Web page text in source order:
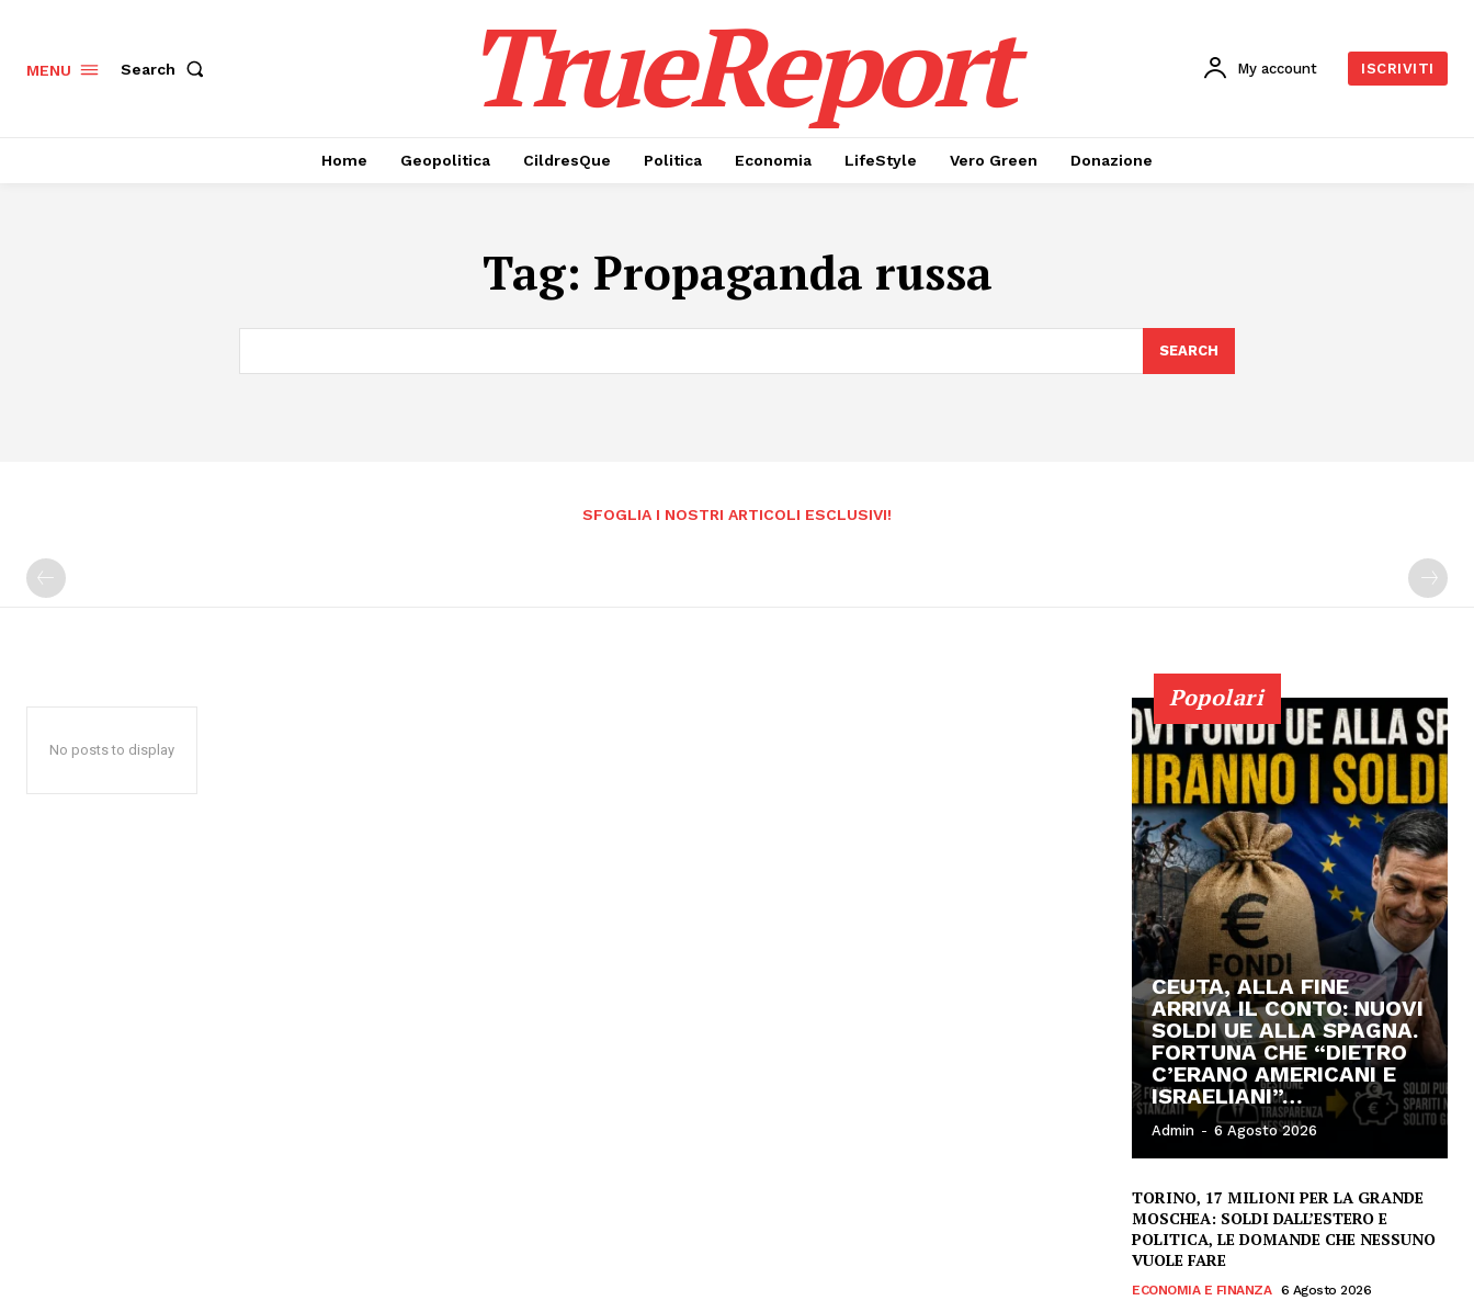
MENU Search TrueReport My account ISCRIVITI
Home Geopolitica CildresQue Politica Economia LifeStyle Vero Green Donazione
Tag: Propaganda russa
SEARCH
SFOGLIA I NOSTRI ARTICOLI ESCLUSIVI!
No posts to display
Popolari
CEUTA, ALLA FINE
ARRIVA IL CONTO: NUOVI
SOLDI UE ALLA SPAGNA.
FORTUNA CHE “DIETRO
C’ERANO AMERICANI E
ISRAELIANI”…
Admin - 6 Agosto 2026
TORINO, 17 MILIONI PER LA GRANDE
MOSCHEA: SOLDI DALL’ESTERO E
POLITICA, LE DOMANDE CHE NESSUNO
VUOLE FARE
ECONOMIA E FINANZA 6 Agosto 2026